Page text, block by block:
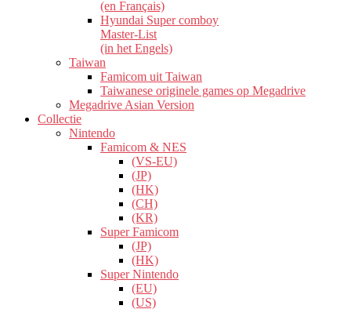
(en Français)
Hyundai Super comboy
Master-List
(in het Engels)
Taiwan
Famicom uit Taiwan
Taiwanese originele games op Megadrive
Megadrive Asian Version
Collectie
Nintendo
Famicom & NES
(VS-EU)
(JP)
(HK)
(CH)
(KR)
Super Famicom
(JP)
(HK)
Super Nintendo
(EU)
(US)